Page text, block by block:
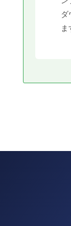
ダ
ま